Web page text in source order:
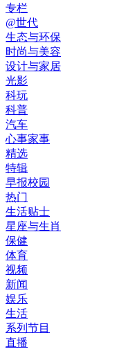
专栏
@世代
生态与环保
时尚与美容
设计与家居
光影
科玩
科普
汽车
心事家事
精选
特辑
早报校园
热门
生活贴士
星座与生肖
保健
体育
视频
新闻
娱乐
生活
系列节目
直播